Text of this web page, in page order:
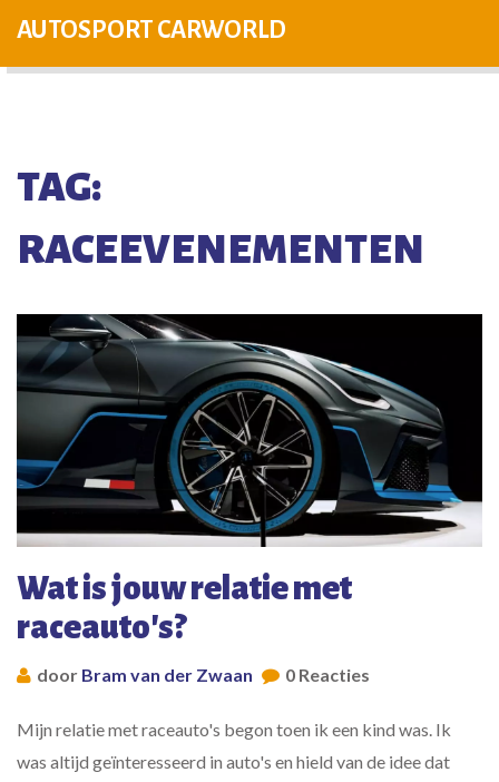
AUTOSPORT CARWORLD
TAG:
RACEEVENEMENTEN
Wat is jouw relatie met
raceauto's?
door Bram van der Zwaan 0 Reacties
Mijn relatie met raceauto's begon toen ik een kind was. Ik
was altijd geïnteresseerd in auto's en hield van de idee dat